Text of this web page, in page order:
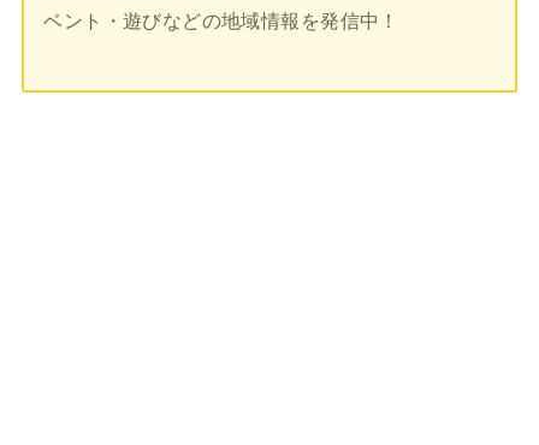
ベント・遊びなどの地域情報を発信中！